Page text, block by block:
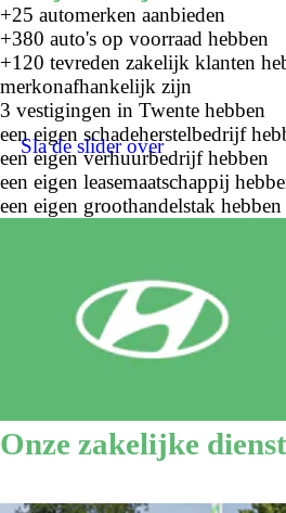
+25 automerken aanbieden
+380 auto's op voorraad hebben
+120 tevreden zakelijk klanten
merkonafhankelijk zijn
3 vestigingen in Twente hebben
een eigen schadeherstelbedrijf
een eigen verhuurbedrijf hebben
een eigen leasemaatschappij
een eigen groothandelstak hebben
Sla de slider over
Onze zakelijke